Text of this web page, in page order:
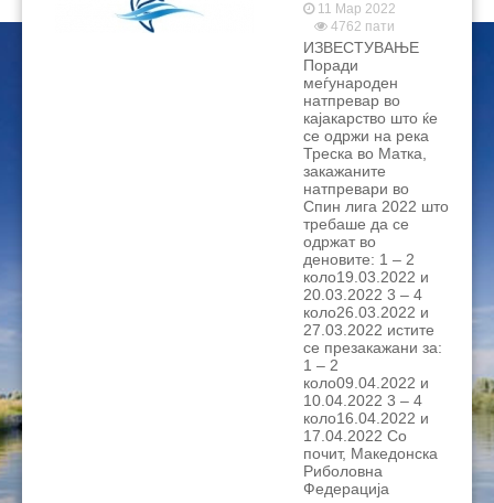
11 Мар 2022
4762 пати
ИЗВЕСТУВАЊЕ
Поради
меѓународен
натпревар во
кајакарство што ќе
се одржи на река
Треска во Матка,
закажаните
натпревари во
Спин лига 2022 што
требаше да се
одржат во
деновите: 1 – 2
коло19.03.2022 и
20.03.2022 3 – 4
коло26.03.2022 и
27.03.2022 истите
се презакажани за:
1 – 2
коло09.04.2022 и
10.04.2022 3 – 4
коло16.04.2022 и
17.04.2022 Со
почит, Македонска
Риболовна
Федерација